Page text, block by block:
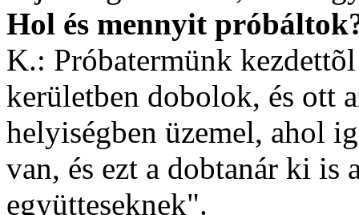
Hol és mennyit
K.: Próbatermünk
kerületben dobolok, és ott
helyiségben üzemel, ahol
van, és ezt a dobtanár ki is
együtteseknek".